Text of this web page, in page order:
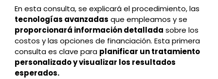
En esta consulta, se explicará el procedimiento, las
tecnologías avanzadas que empleamos y se
proporcionará información detallada sobre los
costos y las opciones de financiación. Esta primera
consulta es clave para planificar un tratamiento
personalizado y visualizar los resultados
esperados.